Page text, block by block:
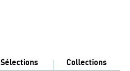
Sélections
Collections